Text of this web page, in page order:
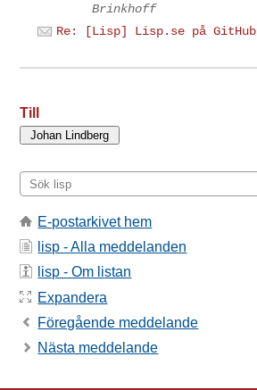
Brinkhoff
Re: [Lisp] Lisp.se på GitHub
Till
E-postarkivet hem
lisp - Alla meddelanden
lisp - Om listan
Expandera
Föregående meddelande
Nästa meddelande